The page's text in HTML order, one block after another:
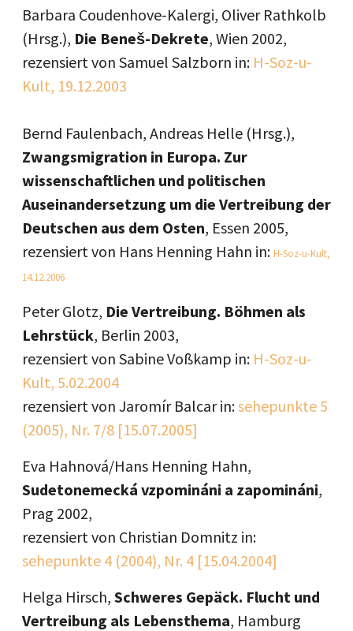
Barbara Coudenhove-Kalergi, Oliver Rathkolb
(Hrsg.), Die Beneš-Dekrete, Wien 2002,
rezensiert von Samuel Salzborn in: H-Soz-u-
Kult, 19.12.2003
Bernd Faulenbach, Andreas Helle (Hrsg.),
Zwangsmigration in Europa. Zur
wissenschaftlichen und politischen
Auseinandersetzung um die Vertreibung der
Deutschen aus dem Osten, Essen 2005,
rezensiert von Hans Henning Hahn in: H-Soz-u-Kult,
14.12.2006
Peter Glotz, Die Vertreibung. Böhmen als
Lehrstück, Berlin 2003,
rezensiert von Sabine Voßkamp in: H-Soz-u-
Kult, 5.02.2004
rezensiert von Jaromír Balcar in:sehepunkte 5
(2005), Nr. 7/8 [15.07.2005]
Eva Hahnová/Hans Henning Hahn,
Sudetonemecká vzpomináni a zapomináni,
Prag 2002,
rezensiert von Christian Domnitz in:
sehepunkte 4 (2004), Nr. 4 [15.04.2004]
Helga Hirsch, Schweres Gepäck. Flucht und
Vertreibung als Lebensthema, Hamburg